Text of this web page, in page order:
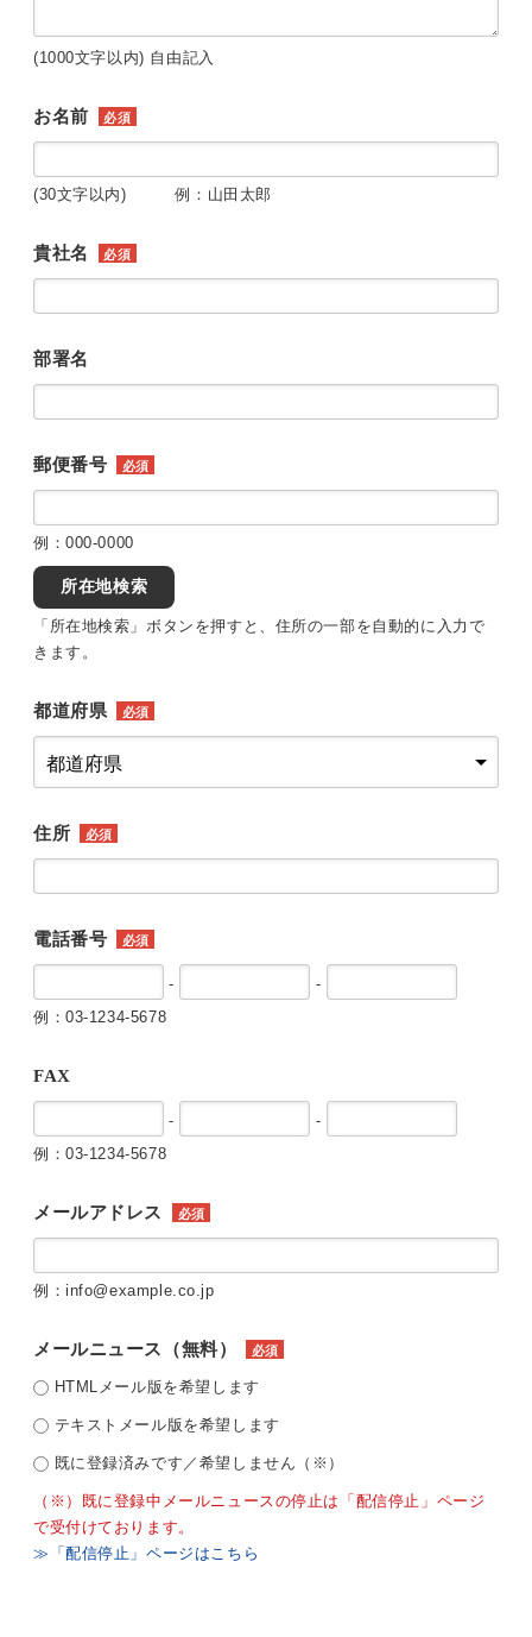
(1000文字以内) 自由記入
お名前 必須
(30文字以内) 例：山田太郎
貴社名 必須
部署名
郵便番号 必須
例：000-0000
所在地検索
「所在地検索」ボタンを押すと、住所の一部を自動的に入力で
きます。
都道府県 必須
住所 必須
電話番号 必須
-
-
例：03-1234-5678
FAX
-
-
例：03-1234-5678
メールアドレス 必須
例：info@example.co.jp
メールニュース（無料） 必須
HTMLメール版を希望します
テキストメール版を希望します
既に登録済みです／希望しません（※）
（※）既に登録中メールニュースの停止は「配信停止」ページ
で受付けております。
≫「配信停止」ページはこちら